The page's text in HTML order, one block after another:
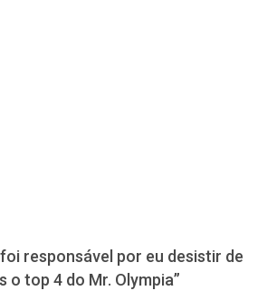
responsável por eu desistir de
o top 4 do Mr. Olympia”